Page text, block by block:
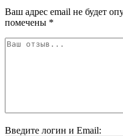
Ваш адрес email не будет
помечены *
Введите логин и Email: